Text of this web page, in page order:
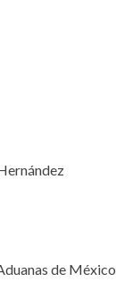
de México